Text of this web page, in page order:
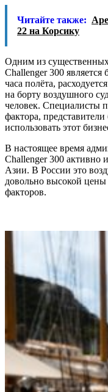
Читайте также:
22 на Корсику
Одним из существенных
Challenger 300
часа полёта,
на борту воздушного
человек. Специалисты
фактора,
использовать этот
В настоящее время
Challenger 300 активно
Азии. В России это
довольно высокой
факторов.